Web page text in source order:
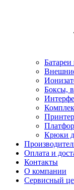
Боксы,
Крюки
Оплата и
Контакты
О компании
Сервисный